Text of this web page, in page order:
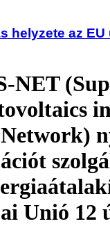
helyzete az
NET
Unió 12